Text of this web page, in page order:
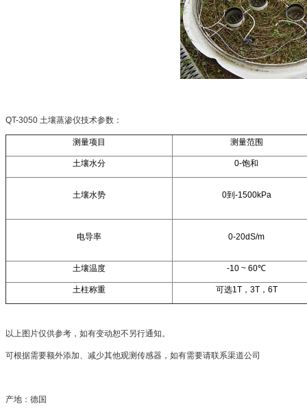
QT-3050 土壤蒸渗仪技术参数：
测量项目 测量范围
土壤水分 0-饱和
土壤水势 0到-1500kPa
电导率 0-20dS/m
土壤温度 -10 ~ 60℃
土柱称重 可选1T，3T，6T
以上图片仅供参考，如有变动恕不另行通知。
可根据需要额外添加、减少其他观测传感器，如有需要请联系渠道公司
产地：德国